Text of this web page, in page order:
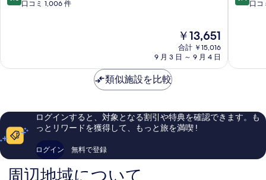
の
表
る
人
す
べ
て
の
細
ア
ト
室
(海
側)
2-
6F(71sqm)
ュ
ー
(海
側)
2-
6F(71sqm)
寝
ゆ
町
段
も
し
口
コ
件
口コミ 1,006 件
現
在
の
￥13,651
合計 ￥15,016
9 月 3 日 ～ 9 月 4 日
輪
段
に
し
い、
口
類似施設を比較
ログインすると、対象となる割引や特典を確認できます。も
っとリワードを獲得して、もっと旅を満喫 !
ログイン 無料で登録